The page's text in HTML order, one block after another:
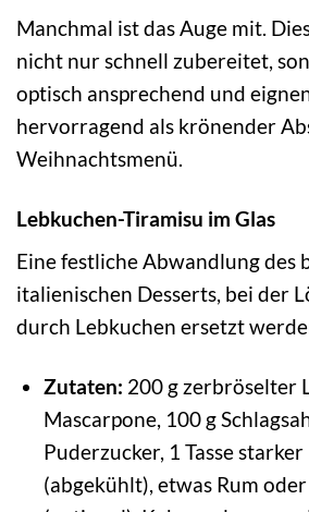
Manchmal ist das Auge mit.
nicht nur schnell zubereitet,
optisch ansprechend und
hervorragend als krönender
Weihnachtsmenü.
Lebkuchen-Tiramisu im Glas
Eine festliche Abwandlung des
italienischen Desserts, bei der
durch Lebkuchen ersetzt
Zutaten: 200 g zerbröselter
Mascarpone, 100 g
Puderzucker, 1 Tasse
(abgekühlt), etwas Rum